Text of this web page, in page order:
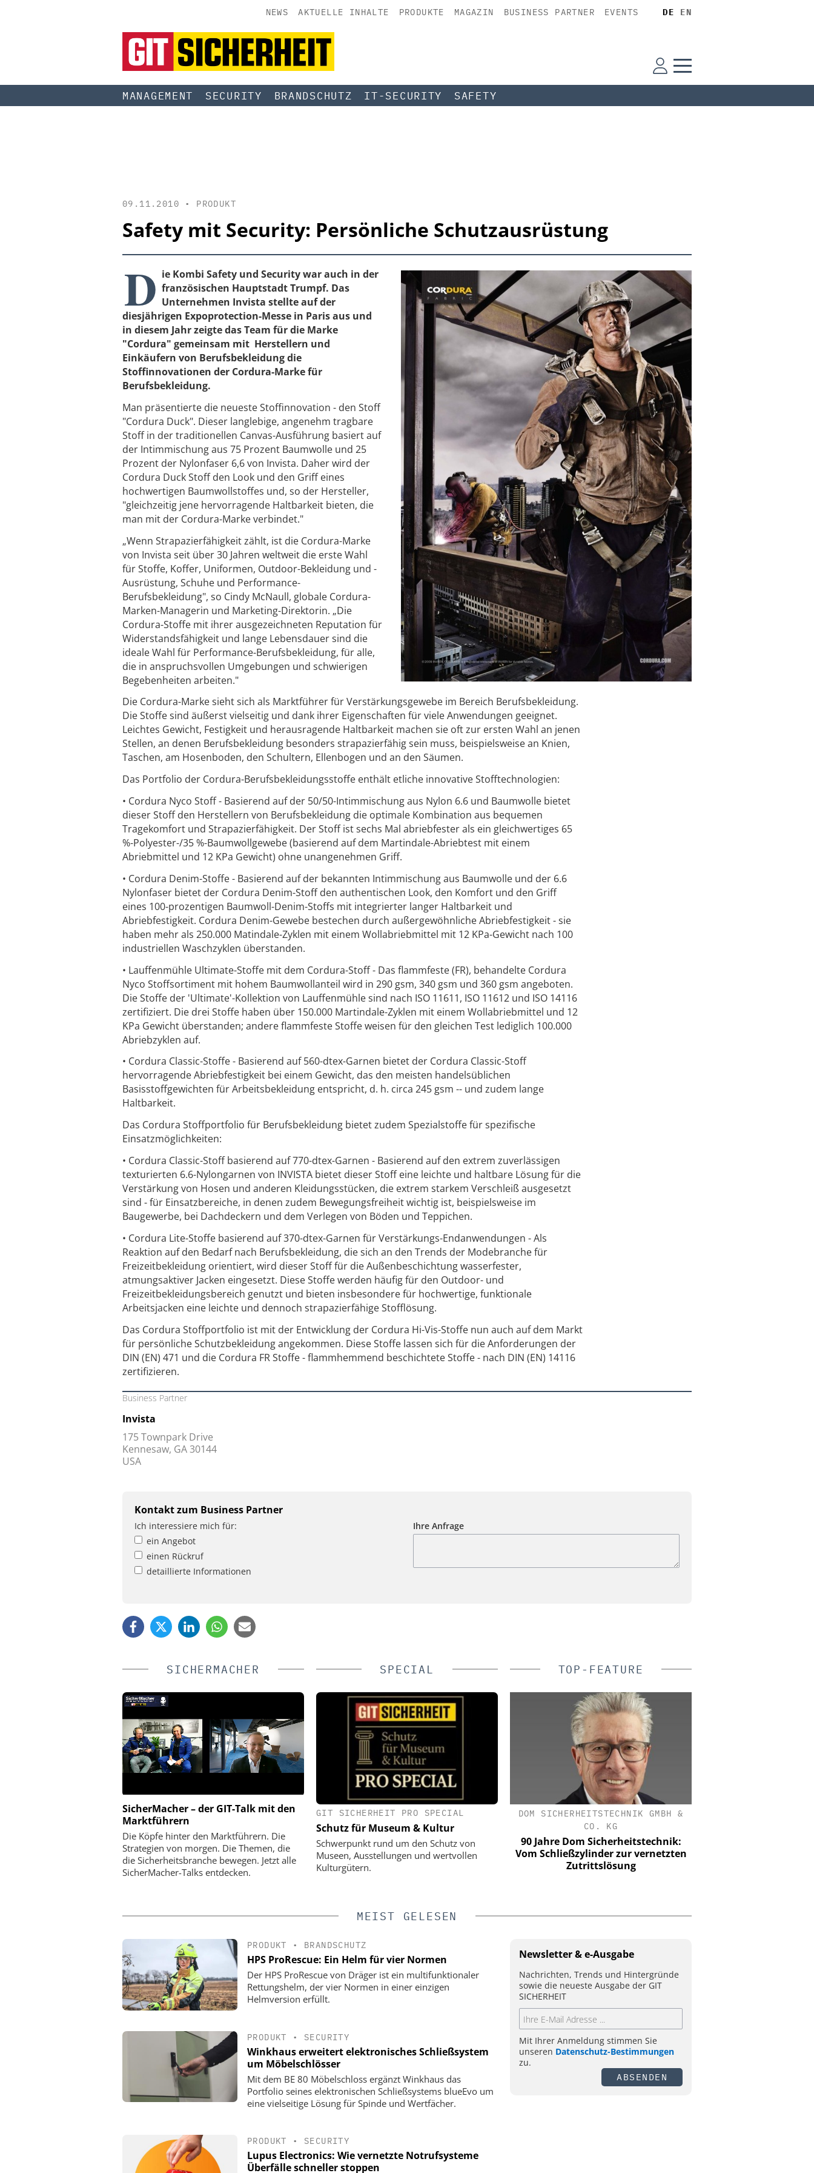
NEWS AKTUELLE INHALTE PRODUKTE MAGAZIN BUSINESS PARTNER EVENTS DE EN
MANAGEMENT SECURITY BRANDSCHUTZ IT-SECURITY SAFETY
09.11.2010 • PRODUKT
Safety mit Security: Persönliche Schutzausrüstung
D ie Kombi Safety und Security war auch in der
französischen Hauptstadt Trumpf. Das
Unternehmen Invista stellte auf der
diesjährigen Expoprotection-Messe in Paris aus und
in diesem Jahr zeigte das Team für die Marke
"Cordura" gemeinsam mit Herstellern und
Einkäufern von Berufsbekleidung die
Stoffinnovationen der Cordura-Marke für
Berufsbekleidung.
Man präsentierte die neueste Stoffinnovation - den Stoff
"Cordura Duck". Dieser langlebige, angenehm tragbare
Stoff in der traditionellen Canvas-Ausführung basiert auf
der Intimmischung aus 75 Prozent Baumwolle und 25
Prozent der Nylonfaser 6,6 von Invista. Daher wird der
Cordura Duck Stoff den Look und den Griff eines
hochwertigen Baumwollstoffes und, so der Hersteller,
"gleichzeitig jene hervorragende Haltbarkeit bieten, die
man mit der Cordura-Marke verbindet."
„Wenn Strapazierfähigkeit zählt, ist die Cordura-Marke
von Invista seit über 30 Jahren weltweit die erste Wahl
für Stoffe, Koffer, Uniformen, Outdoor-Bekleidung und -
Ausrüstung, Schuhe und Performance-
Berufsbekleidung", so Cindy McNaull, globale Cordura-
Marken-Managerin und Marketing-Direktorin. „Die
Cordura-Stoffe mit ihrer ausgezeichneten Reputation für
Widerstandsfähigkeit und lange Lebensdauer sind die
ideale Wahl für Performance-Berufsbekleidung, für alle,
die in anspruchsvollen Umgebungen und schwierigen
Begebenheiten arbeiten."
Die Cordura-Marke sieht sich als Marktführer für Verstärkungsgewebe im Bereich Berufsbekleidung.
Die Stoffe sind äußerst vielseitig und dank ihrer Eigenschaften für viele Anwendungen geeignet.
Leichtes Gewicht, Festigkeit und herausragende Haltbarkeit machen sie oft zur ersten Wahl an jenen
Stellen, an denen Berufsbekleidung besonders strapazierfähig sein muss, beispielsweise an Knien,
Taschen, am Hosenboden, den Schultern, Ellenbogen und an den Säumen.
Das Portfolio der Cordura-Berufsbekleidungsstoffe enthält etliche innovative Stofftechnologien:
• Cordura Nyco Stoff - Basierend auf der 50/50-Intimmischung aus Nylon 6.6 und Baumwolle bietet
dieser Stoff den Herstellern von Berufsbekleidung die optimale Kombination aus bequemen
Tragekomfort und Strapazierfähigkeit. Der Stoff ist sechs Mal abriebfester als ein gleichwertiges 65
%-Polyester-/35 %-Baumwollgewebe (basierend auf dem Martindale-Abriebtest mit einem
Abriebmittel und 12 KPa Gewicht) ohne unangenehmen Griff.
• Cordura Denim-Stoffe - Basierend auf der bekannten Intimmischung aus Baumwolle und der 6.6
Nylonfaser bietet der Cordura Denim-Stoff den authentischen Look, den Komfort und den Griff
eines 100-prozentigen Baumwoll-Denim-Stoffs mit integrierter langer Haltbarkeit und
Abriebfestigkeit. Cordura Denim-Gewebe bestechen durch außergewöhnliche Abriebfestigkeit - sie
haben mehr als 250.000 Matindale-Zyklen mit einem Wollabriebmittel mit 12 KPa-Gewicht nach 100
industriellen Waschzyklen überstanden.
• Lauffenmühle Ultimate-Stoffe mit dem Cordura-Stoff - Das flammfeste (FR), behandelte Cordura
Nyco Stoffsortiment mit hohem Baumwollanteil wird in 290 gsm, 340 gsm und 360 gsm angeboten.
Die Stoffe der 'Ultimate'-Kollektion von Lauffenmühle sind nach ISO 11611, ISO 11612 und ISO 14116
zertifiziert. Die drei Stoffe haben über 150.000 Martindale-Zyklen mit einem Wollabriebmittel und 12
KPa Gewicht überstanden; andere flammfeste Stoffe weisen für den gleichen Test lediglich 100.000
Abriebzyklen auf.
• Cordura Classic-Stoffe - Basierend auf 560-dtex-Garnen bietet der Cordura Classic-Stoff
hervorragende Abriebfestigkeit bei einem Gewicht, das den meisten handelsüblichen
Basisstoffgewichten für Arbeitsbekleidung entspricht, d. h. circa 245 gsm -- und zudem lange
Haltbarkeit.
Das Cordura Stoffportfolio für Berufsbekleidung bietet zudem Spezialstoffe für spezifische
Einsatzmöglichkeiten:
• Cordura Classic-Stoff basierend auf 770-dtex-Garnen - Basierend auf den extrem zuverlässigen
texturierten 6.6-Nylongarnen von INVISTA bietet dieser Stoff eine leichte und haltbare Lösung für die
Verstärkung von Hosen und anderen Kleidungsstücken, die extrem starkem Verschleiß ausgesetzt
sind - für Einsatzbereiche, in denen zudem Bewegungsfreiheit wichtig ist, beispielsweise im
Baugewerbe, bei Dachdeckern und dem Verlegen von Böden und Teppichen.
• Cordura Lite-Stoffe basierend auf 370-dtex-Garnen für Verstärkungs-Endanwendungen - Als
Reaktion auf den Bedarf nach Berufsbekleidung, die sich an den Trends der Modebranche für
Freizeitbekleidung orientiert, wird dieser Stoff für die Außenbeschichtung wasserfester,
atmungsaktiver Jacken eingesetzt. Diese Stoffe werden häufig für den Outdoor- und
Freizeitbekleidungsbereich genutzt und bieten insbesondere für hochwertige, funktionale
Arbeitsjacken eine leichte und dennoch strapazierfähige Stofflösung.
Das Cordura Stoffportfolio ist mit der Entwicklung der Cordura Hi-Vis-Stoffe nun auch auf dem Markt
für persönliche Schutzbekleidung angekommen. Diese Stoffe lassen sich für die Anforderungen der
DIN (EN) 471 und die Cordura FR Stoffe - flammhemmend beschichtete Stoffe - nach DIN (EN) 14116
zertifizieren.
Business Partner
Invista
175 Townpark Drive
Kennesaw, GA 30144
USA
Kontakt zum Business Partner
Ich interessiere mich für:
ein Angebot
einen Rückruf
detaillierte Informationen
Ihre Anfrage
SICHERMACHER
SicherMacher – der GIT-Talk mit den
Marktführern
Die Köpfe hinter den Marktführern. Die
Strategien von morgen. Die Themen, die
die Sicherheitsbranche bewegen. Jetzt alle
SicherMacher-Talks entdecken.
SPECIAL
GIT SICHERHEIT PRO SPECIAL
Schutz für Museum & Kultur
Schwerpunkt rund um den Schutz von
Museen, Ausstellungen und wertvollen
Kulturgütern.
TOP-FEATURE
in der Logistik:
Hanwha Vision Sicherheit,
und Verlustprävention neu
DUPONT DE NEMOURS GMBH
Tyvek APX 400 Overall: Extreme
Atmungs-Aktivität ohne
Kompromisse
ASSA ABLOY SICHERHEITSTECHNIK
GMBH
KRITIS-Dachgesetz in Kraft: Jetzt
zählt die Umsetzung
DOM SICHERHEITSTECHNIK GMBH &
CO. KG
90 Jahre Dom Sicherheitstechnik:
Vom Schließzylinder zur vernetzten
Zutrittslösung
MEIST GELESEN
PRODUKT • BRANDSCHUTZ
HPS ProRescue: Ein Helm für vier Normen
Der HPS ProRescue von Dräger ist ein multifunktionaler
Rettungshelm, der vier Normen in einer einzigen
Helmversion erfüllt.
PRODUKT • SECURITY
Winkhaus erweitert elektronisches Schließsystem
um Möbelschlösser
Mit dem BE 80 Möbelschloss ergänzt Winkhaus das
Portfolio seines elektronischen Schließsystems blueEvo um
eine vielseitige Lösung für Spinde und Wertfächer.
PRODUKT • SECURITY
Lupus Electronics: Wie vernetzte Notrufsysteme
Überfälle schneller stoppen
Newsletter & e-Ausgabe
Nachrichten, Trends und Hintergründe
sowie die neueste Ausgabe der GIT
SICHERHEIT
Mit Ihrer Anmeldung stimmen Sie
unseren Datenschutz-Bestimmungen
zu.
ABSENDEN